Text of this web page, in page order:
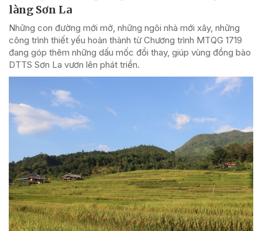
làng Sơn La
Những con đường mới mở, những ngôi nhà mới xây, những
công trình thiết yếu hoàn thành từ Chương trình MTQG 1719
đang góp thêm những dấu mốc đổi thay, giúp vùng đồng bào
DTTS Sơn La vươn lên phát triển.